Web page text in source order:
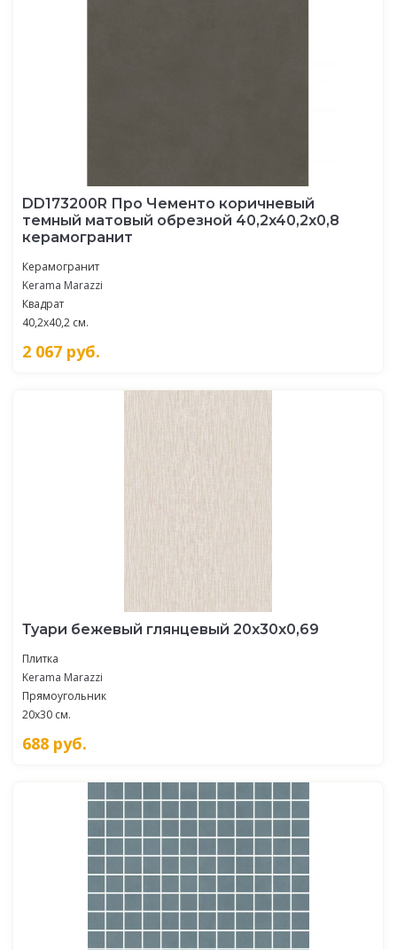
DD173200R Про Чементо коричневый
темный матовый обрезной 40,2x40,2x0,8
керамогранит
Керамогранит
Kerama Marazzi
Квадрат
40,2x40,2 см.
2 067 руб.
Туари бежевый глянцевый 20x30x0,69
Плитка
Kerama Marazzi
Прямоугольник
20x30 см.
688 руб.